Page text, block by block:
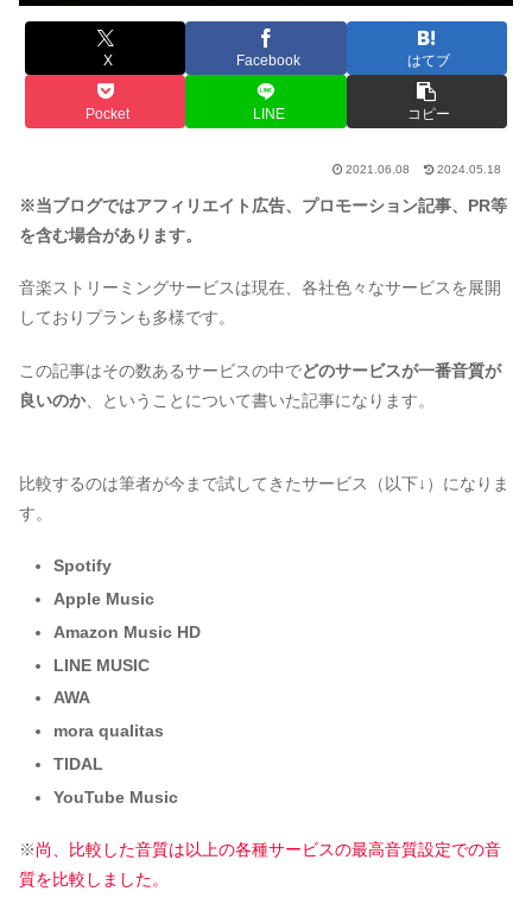
X Facebook はてブ
Pocket LINE コピー
2021.06.08 2024.05.18
※当ブログではアフィリエイト広告、プロモーション記事、PR等
を含む場合があります。
音楽ストリーミングサービスは現在、各社色々なサービスを展開
しておりプランも多様です。
この記事はその数あるサービスの中でどのサービスが一番音質が
良いのか、ということについて書いた記事になります。
比較するのは筆者が今まで試してきたサービス（以下↓）になりま
す。
Spotify
Apple Music
Amazon Music HD
LINE MUSIC
AWA
mora qualitas
TIDAL
YouTube Music
※尚、比較した音質は以上の各種サービスの最高音質設定での音
質を比較しました。